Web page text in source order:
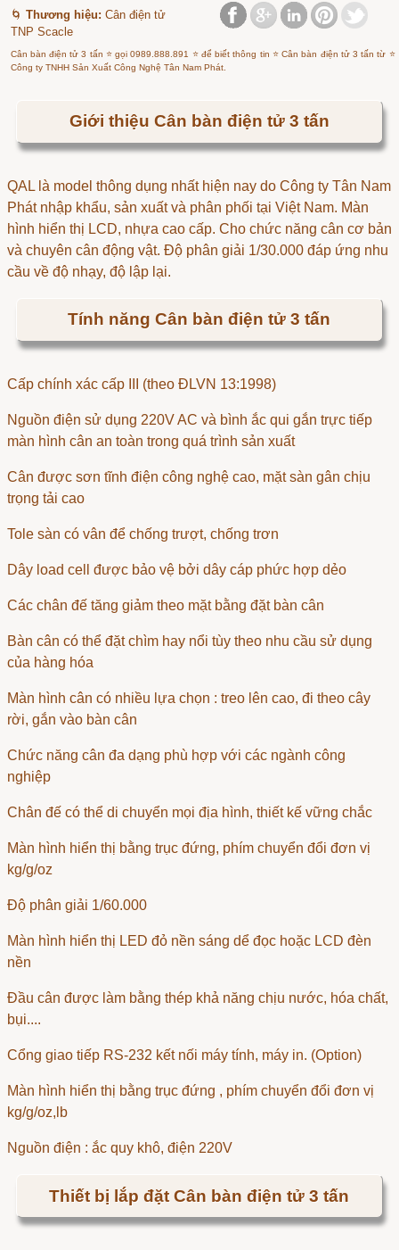
🌀Thương hiệu: Cân điện tử
TNP Scacle
Cân bàn điện tử 3 tấn ⭐ gọi 0989.888.891 ⭐ để biết thông tin ⭐ Cân bàn điện tử 3 tấn từ ⭐
Công ty TNHH Sản Xuất Công Nghệ Tân Nam Phát.
Giới thiệu Cân bàn điện tử 3 tấn
QAL là model thông dụng nhất hiện nay do Công ty Tân Nam
Phát nhập khẩu, sản xuất và phân phối tại Việt Nam. Màn
hình hiển thị LCD, nhựa cao cấp. Cho chức năng cân cơ bản
và chuyên cân động vật. Độ phân giải 1/30.000 đáp ứng nhu
cầu về độ nhạy, độ lập lại.
Tính năng Cân bàn điện tử 3 tấn
Cấp chính xác cấp III (theo ĐLVN 13:1998)
Nguồn điện sử dụng 220V AC và bình ắc qui gắn trực tiếp
màn hình cân an toàn trong quá trình sản xuất
Cân được sơn tĩnh điện công nghệ cao, mặt sàn gân chịu
trọng tải cao
Tole sàn có vân để chống trượt, chống trơn
Dây load cell được bảo vệ bởi dây cáp phức hợp dẻo
Các chân đế tăng giảm theo mặt bằng đặt bàn cân
Bàn cân có thể đặt chìm hay nổi tùy theo nhu cầu sử dụng
của hàng hóa
Màn hình cân có nhiều lựa chọn : treo lên cao, đi theo cây
rời, gắn vào bàn cân
Chức năng cân đa dạng phù hợp với các ngành công
nghiệp
Chân đế có thể di chuyển mọi địa hình, thiết kế vững chắc
Màn hình hiển thị bằng trục đứng, phím chuyển đổi đơn vị
kg/g/oz
Độ phân giải 1/60.000
Màn hình hiển thị LED đỏ nền sáng dể đọc hoặc LCD đèn
nền
Đầu cân được làm bằng thép khả năng chịu nước, hóa chất,
bụi....
Cổng giao tiếp RS-232 kết nối máy tính, máy in. (Option)
Màn hình hiển thị bằng trục đứng , phím chuyển đổi đơn vị
kg/g/oz,lb
Nguồn điện : ắc quy khô, điện 220V
Thiết bị lắp đặt Cân bàn điện tử 3 tấn